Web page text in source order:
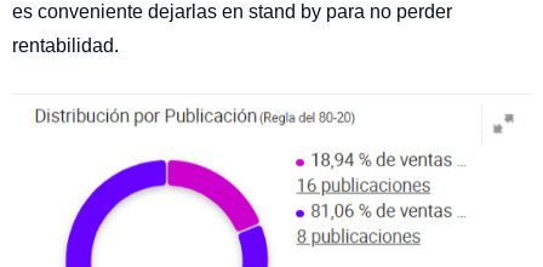
es conveniente dejarlas en stand by para no perder
rentabilidad.